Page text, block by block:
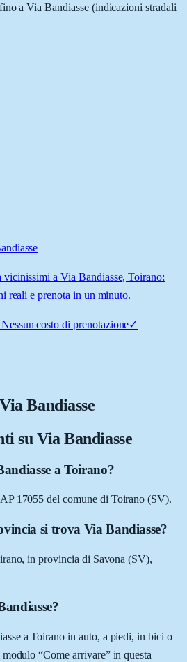
aVia Bandiasse(indicazioni stradali
a Via Bandiasse, Toirano:
reali e prenota in un minuto.
Nessun costo di prenotazione✓
Via Bandiasse
su Via Bandiasse
a Toirano?
17055 del comune di Toirano (SV).
si trova Via Bandiasse?
in provincia di Savona (SV),
a Toirano in auto, a piedi, in bici o
“Come arrivare” in questa